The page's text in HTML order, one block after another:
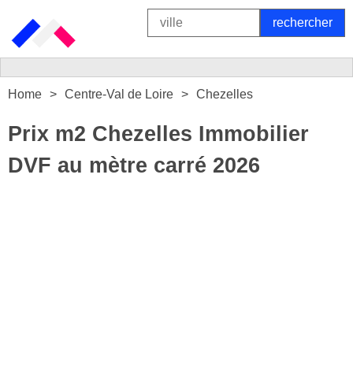
Home Centre-Val de Loire Chezelles
Prix m2 Chezelles Immobilier
DVF au mètre carré 2026